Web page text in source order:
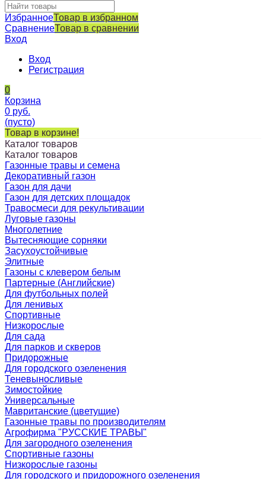
ИзбранноеТовар в избранном
СравнениеТовар в сравнении
Вход
Вход
Регистрация
0
Корзина
0 руб.
(пусто)
Товар в корзине!
Каталог товаров
Каталог товаров
Газонные травы и семена
Декоративный газон
Газон для дачи
Газон для детских площадок
Травосмеси для рекультивации
Луговые газоны
Многолетние
Вытесняющие сорняки
Засухоустойчивые
Элитные
Газоны с клевером белым
Партерные (Английские)
Для футбольных полей
Для ленивых
Спортивные
Низкорослые
Для сада
Для парков и скверов
Придорожные
Для городского озеленения
Теневыносливые
Зимостойкие
Универсальные
Мавританские (цветущие)
Газонные травы по производителям
Агрофирма "РУССКИЕ ТРАВЫ"
Для загородного озеленения
Спортивные газоны
Низкорослые газоны
Для городского и придорожного озеленения